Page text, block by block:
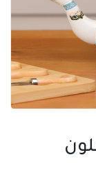
2.0 لتر ملون